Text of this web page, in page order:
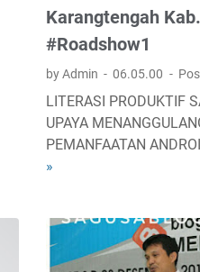
Karangtengah
#Roadshow1
by Admin 06.05.00
LITERASI PRODUKTIF
UPAYA
PEMANFAATAN
»
S